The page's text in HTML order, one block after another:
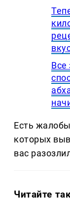
Все
Есть
которых
вас
Читайте